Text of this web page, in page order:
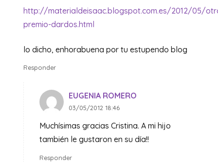
http://materialdeisaac.blogspot.com.es/2012/05/
premio-dardos.html
lo dicho, enhorabuena por tu estupendo blog
Responder
EUGENIA ROMERO
03/05/2012 18:46
Muchísimas gracias Cristina. A mi hijo
también le gustaron en su día!!
Responder